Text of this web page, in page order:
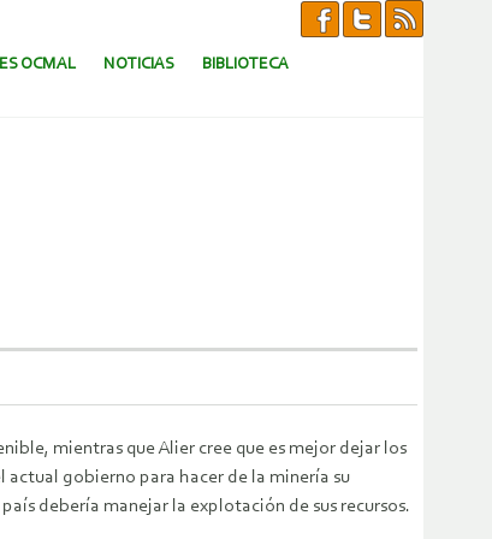
OCMAL NOTICIAS BIBLIOTECA
mientras que Alier cree que es mejor dejar los
gobierno para hacer de la minería su
debería manejar la explotación de sus recursos.